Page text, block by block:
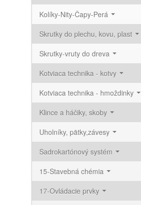
Kolíky-Nity-Čapy-Perá
Skrutky do plechu, kovu, plast
Skrutky-vruty do dreva
Kotviaca technika - kotvy
Kotviaca technika - hmoždinky
Klince a háčiky, skoby
Uholníky, pätky,závesy
Sadrokartónový systém
15-Stavebná chémia
17-Ovládacie prvky